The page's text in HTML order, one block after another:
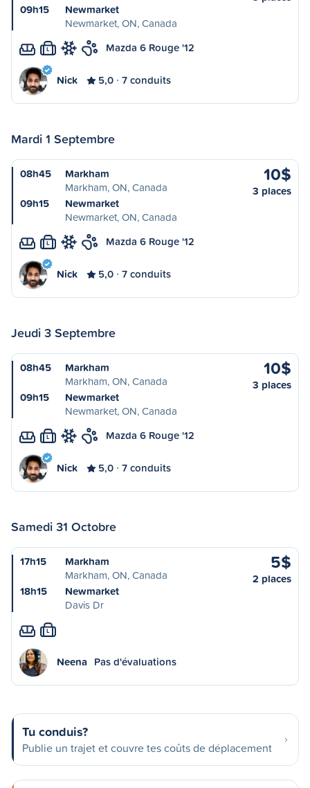
09h15
Newmarket
Newmarket, ON, Canada
L Mazda 6 Rouge '12
Nick 5,0 7 conduits
Mardi 1 Septembre
08h45
Markham
Markham, ON, Canada
09h15
Newmarket
Newmarket, ON, Canada
10$
3 places
L Mazda 6 Rouge '12
Nick 5,0 7 conduits
Jeudi 3 Septembre
08h45
Markham
Markham, ON, Canada
09h15
Newmarket
Newmarket, ON, Canada
10$
3 places
L Mazda 6 Rouge '12
Nick 5,0 7 conduits
Samedi 31 Octobre
17h15
Markham
Markham, ON, Canada
18h15
Newmarket
Davis Dr
5$
2 places
L
Neena Pas d'évaluations
Tu conduis?
Publie un trajet et couvre tes coûts de déplacement